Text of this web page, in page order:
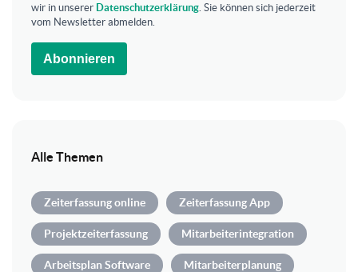
wir in unserer Datenschutzerklärung . Sie können sich jederzeit
vom Newsletter abmelden.
Abonnieren
Alle Themen
Zeiterfassung online Zeiterfassung App
Projektzeiterfassung Mitarbeiterintegration
Arbeitsplan Software Mitarbeiterplanung